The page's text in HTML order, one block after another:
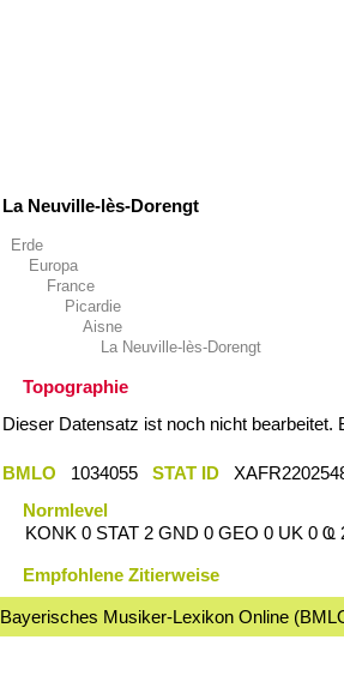
La Neuville-lès-Dorengt
Erde
Europa
France
Picardie
Aisne
La Neuville-lès-Dorengt
Topographie
Dieser Datensatz ist noch nicht bearbeitet.
BMLO 1034055 STAT ID
Normlevel
KONK 0 STAT 2 GND 0 GEO 0 UK 0 Ҩ
Empfohlene Zitierweise
Bayerisches Musiker-Lexikon Online